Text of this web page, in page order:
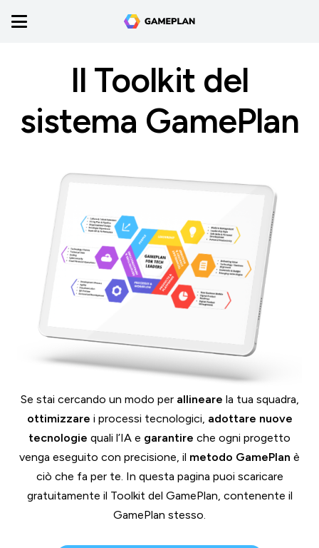
Il Toolkit del
sistema GamePlan
Se stai cercando un modo per allineare la tua squadra,
ottimizzare i processi tecnologici, adottare nuove
tecnologie quali l’IA e garantire che ogni progetto
venga eseguito con precisione, il metodo GamePlan è
ciò che fa per te. In questa pagina puoi scaricare
gratuitamente il Toolkit del GamePlan, contenente il
GamePlan stesso.